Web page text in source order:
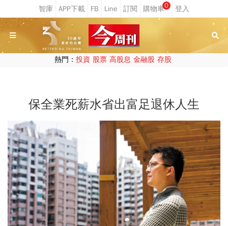
0
熱門： 投資 股票 高股息 金融股 存股
保全業死薪水省出富足退休人生